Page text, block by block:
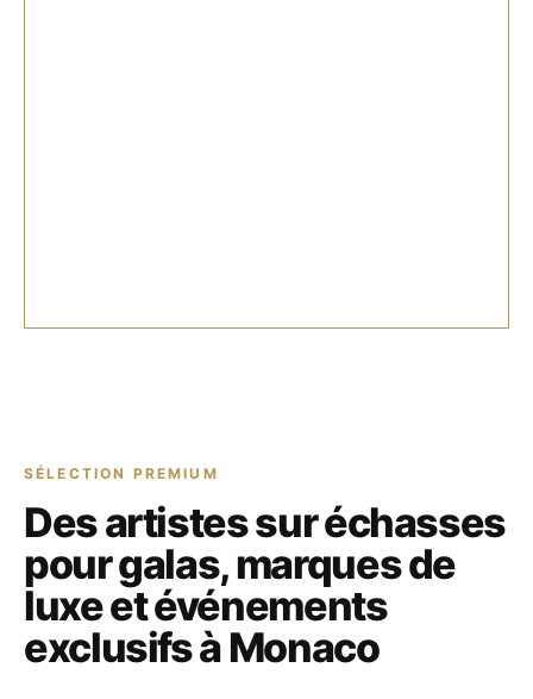
SÉLECTION PREMIUM
Des artistes sur échasses
pour galas, marques de
luxe et événements
exclusifs à Monaco